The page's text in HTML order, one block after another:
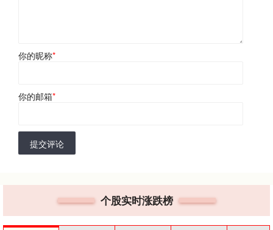
你的昵称*
你的邮箱*
提交评论
个股实时涨跌榜